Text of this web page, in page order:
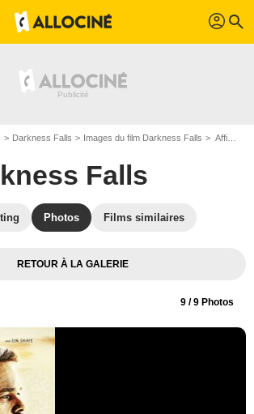
profil search
Darkness Falls Images du film Darkness Falls Affiche du film Darkness Falls - Photo 9
Falls
Photos Films similaires
RETOUR À LA GALERIE
9 / 9 Photos